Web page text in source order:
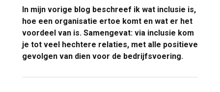
In mijn vorige blog beschreef ik wat inclusie is,
hoe een organisatie ertoe komt en wat er het
voordeel van is. Samengevat: via inclusie kom
je tot veel hechtere relaties, met alle positieve
gevolgen van dien voor de bedrijfsvoering.